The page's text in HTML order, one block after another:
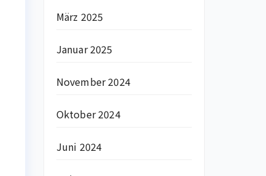
März 2025
Januar 2025
November 2024
Oktober 2024
Juni 2024